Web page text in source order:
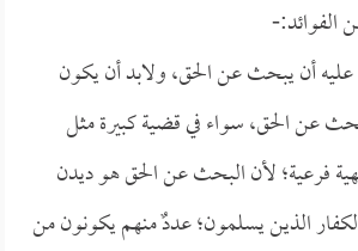
الفوائد:-
أن يبحث عن الحق، ولابد أن يكون
عن الحق، سواء في قضية كبيرة مثل
فرعية؛ لأن البحث عن الحق هو ديدن
الذين يسلمون؛ عددٌ منهم يكونون من